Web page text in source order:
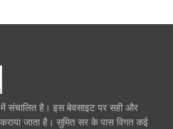
संचालित है। इस बेवसाइट पर सही और
जाता है। सुमित सर के पास विगत कई